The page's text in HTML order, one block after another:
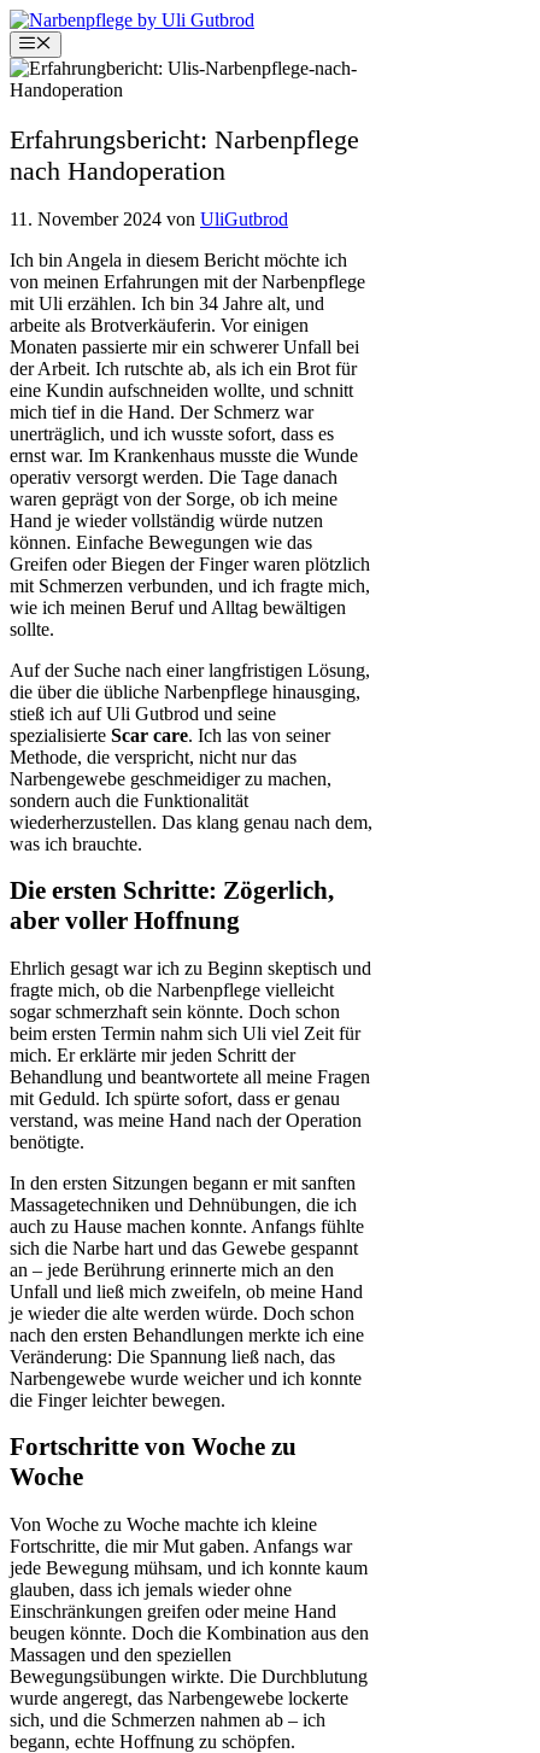
Zum
Inhalt
springen
Menü
Erfahrungsbericht: Narbenpflege
nach Handoperation
11. November 2024 von UliGutbrod
Ich bin Angela in diesem Bericht möchte ich
von meinen Erfahrungen mit der Narbenpflege
mit Uli erzählen. Ich bin 34 Jahre alt, und
arbeite als Brotverkäuferin. Vor einigen
Monaten passierte mir ein schwerer Unfall bei
der Arbeit. Ich rutschte ab, als ich ein Brot für
eine Kundin aufschneiden wollte, und schnitt
mich tief in die Hand. Der Schmerz war
unerträglich, und ich wusste sofort, dass es
ernst war. Im Krankenhaus musste die Wunde
operativ versorgt werden. Die Tage danach
waren geprägt von der Sorge, ob ich meine
Hand je wieder vollständig würde nutzen
können. Einfache Bewegungen wie das
Greifen oder Biegen der Finger waren plötzlich
mit Schmerzen verbunden, und ich fragte mich,
wie ich meinen Beruf und Alltag bewältigen
sollte.
Auf der Suche nach einer langfristigen Lösung,
die über die übliche Narbenpflege hinausging,
stieß ich auf Uli Gutbrod und seine
spezialisierte Scar care. Ich las von seiner
Methode, die verspricht, nicht nur das
Narbengewebe geschmeidiger zu machen,
sondern auch die Funktionalität
wiederherzustellen. Das klang genau nach dem,
was ich brauchte.
Die ersten Schritte: Zögerlich,
aber voller Hoffnung
Ehrlich gesagt war ich zu Beginn skeptisch und
fragte mich, ob die Narbenpflege vielleicht
sogar schmerzhaft sein könnte. Doch schon
beim ersten Termin nahm sich Uli viel Zeit für
mich. Er erklärte mir jeden Schritt der
Behandlung und beantwortete all meine Fragen
mit Geduld. Ich spürte sofort, dass er genau
verstand, was meine Hand nach der Operation
benötigte.
In den ersten Sitzungen begann er mit sanften
Massagetechniken und Dehnübungen, die ich
auch zu Hause machen konnte. Anfangs fühlte
sich die Narbe hart und das Gewebe gespannt
an – jede Berührung erinnerte mich an den
Unfall und ließ mich zweifeln, ob meine Hand
je wieder die alte werden würde. Doch schon
nach den ersten Behandlungen merkte ich eine
Veränderung: Die Spannung ließ nach, das
Narbengewebe wurde weicher und ich konnte
die Finger leichter bewegen.
Fortschritte von Woche zu
Woche
Von Woche zu Woche machte ich kleine
Fortschritte, die mir Mut gaben. Anfangs war
jede Bewegung mühsam, und ich konnte kaum
glauben, dass ich jemals wieder ohne
Einschränkungen greifen oder meine Hand
beugen könnte. Doch die Kombination aus den
Massagen und den speziellen
Bewegungsübungen wirkte. Die Durchblutung
wurde angeregt, das Narbengewebe lockerte
sich, und die Schmerzen nahmen ab – ich
begann, echte Hoffnung zu schöpfen.